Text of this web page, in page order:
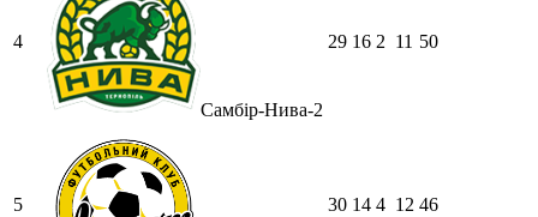
4
Самбір-Нива-2
29 16 2 11 50
5 30 14 4 12 46